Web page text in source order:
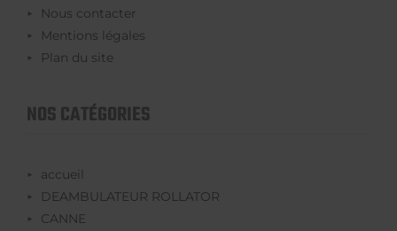
Nous contacter
Mentions légales
Plan du site
NOS CATÉGORIES
accueil
DEAMBULATEUR ROLLATOR
CANNE